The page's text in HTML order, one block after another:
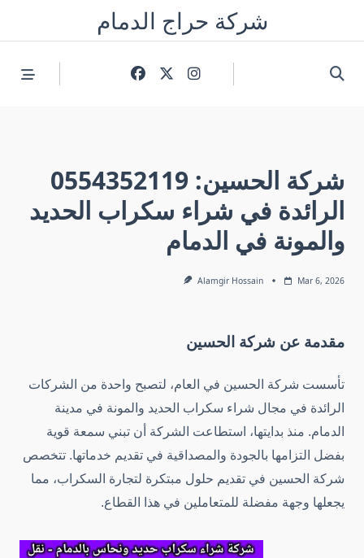
شركة حراج الدمام
شركة الحسين: 0554352119
الرائدة في شراء سكراب الحديد
والمونة في الدمام
Alamgir Hossain Mar 6, 2026
مقدمة عن شركة الحسين
تأسست شركة الحسين في العام، لتصبح واحدة من الشركات
الرائدة في مجال شراء سكراب الحديد والمونة في مدينة
الدمام. منذ بدايتها، استطاعت الشركة أن تبني سمعة قوية
بفضل التزامها بالجودة والمصداقية في تقديم خدماتها. تتخصص
شركة الحسين في تقديم حلول مبتكرة لتجارة السكراب، مما
يجعلها وجهة مفضلة للمتعاملين في هذا القطاع.